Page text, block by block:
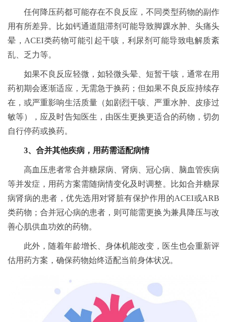
任何降压药都可能存在不良反应，不同类型药物的副作
用有所差异。比如钙通道阻滞剂可能导致脚踝水肿、头痛头
晕，ACEI类药物可能引起干咳，利尿剂可能导致电解质紊
乱、乏力等。
如果不良反应轻微，如轻微头晕、短暂干咳，通常在用
药初期会逐渐适应，无需急于换药；但如果不良反应持续存
在，或严重影响生活质量（如剧烈干咳、严重水肿、皮疹过
敏等），应及时告知医生，由医生更换更适合的药物，切勿
自行停药或换药。
3、合并其他疾病，用药需适配病情
高血压患者常合并糖尿病、肾病、冠心病、脑血管疾病
等并发症，用药方案需随病情变化及时调整。比如合并糖尿
病肾病的患者，优先选用对肾脏有保护作用的ACEI或ARB
类药物；合并冠心病的患者，则可能需更换为兼具降压与改
善心肌供血功效的药物。
此外，随着年龄增长、身体机能改变，医生也会重新评
估用药方案，确保药物始终适配当前身体状况。